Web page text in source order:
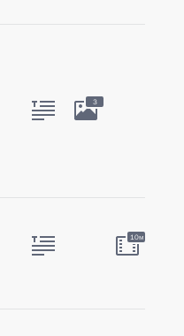
3
10м